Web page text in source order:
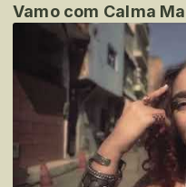
Vamo com Calma